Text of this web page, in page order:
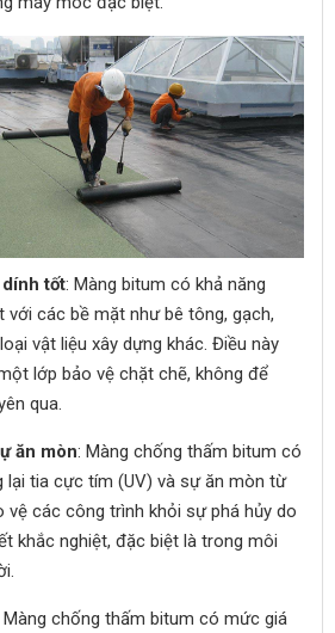
dính tốt: Màng bitum có khả năng
với các bề mặt như bê tông, gạch,
vật liệu xây dựng khác. Điều này
lớp bảo vệ chặt chẽ, không để
qua.
ăn mòn: Màng chống thấm bitum có
lại tia cực tím (UV) và sự ăn mòn từ
vệ các công trình khỏi sự phá hủy do
khắc nghiệt, đặc biệt là trong môi
Màng chống thấm bitum có mức giá